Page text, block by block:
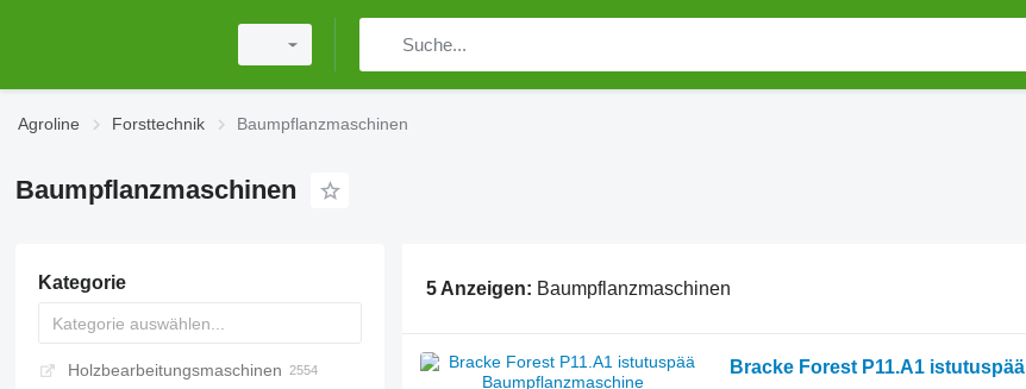
Agroline Forsttechnik Baumpflanzmaschinen
Baumpflanzmaschinen
Kategorie
Holzbearbeitungsmaschinen
5 Anzeigen: Baumpflanzmaschinen
Bracke Forest P11.A1 istutuspää